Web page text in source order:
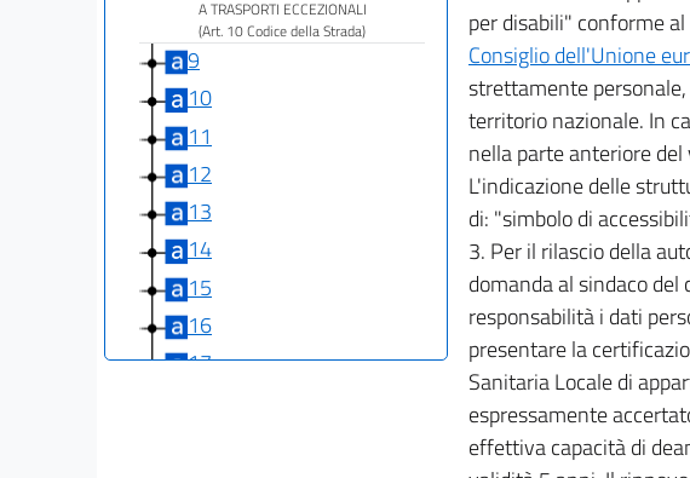
A TRASPORTI ECCEZIONALI
(Art. 10 Codice della Strada)
9
10
11
12
13
14
15
16
17
per disabili" conforme
Consiglio dell'Unione
strettamente
territorio nazionale. In
nella parte anteriore
L'indicazione delle
di: "simbolo di
3. Per il rilascio della
domanda al sindaco
responsabilità i dati
presentare la
Sanitaria Locale di
espressamente
effettiva capacità di